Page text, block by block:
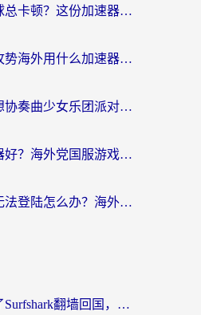
在欧洲打街头篮球总卡顿？这份加速器选择指南帮你解决延迟难题
反恐精英：全球攻势海外用什么加速器登录？海外党国服游戏畅玩指南
乌克兰怎么玩梦想协奏曲少女乐团派对？海外党国服游戏加速全攻略（附欧洲重生细胞荒野行动不卡技巧）
玩末剑哪个加速器好？海外党国服游戏畅玩终极指南（附3款热门游戏实测）
宝石大乱斗国外无法登陆怎么办？海外玩家专属加速指南（附穿越火线原野传说解决方案）
海外党必看：除了Surfshark翻墙回国，这些加速器选择技巧你真的懂吗？